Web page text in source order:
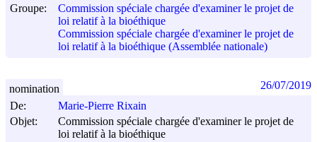
Groupe:
Commission spéciale chargée d'examiner le projet de
loi relatif à la bioéthique
Commission spéciale chargée d'examiner le projet de
loi relatif à la bioéthique (Assemblée nationale)
De:
Marie-Pierre Rixain
Objet:
Commission spéciale chargée d'examiner le projet de
loi relatif à la bioéthique
nomination 26/07/2019